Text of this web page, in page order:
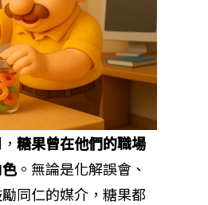
糖果曾在他們的職場
。無論是化解誤會、
同仁的媒介，糖果都